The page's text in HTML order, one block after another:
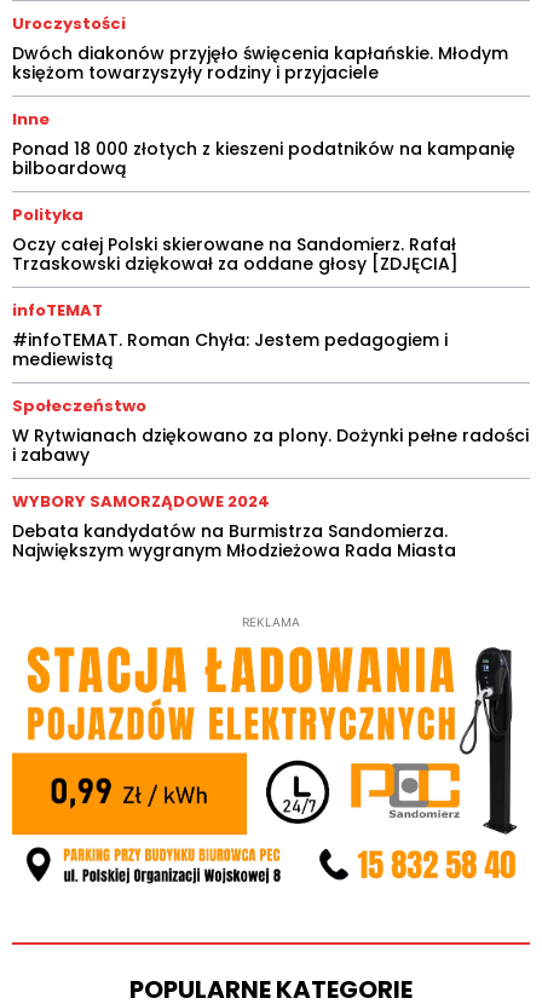
Uroczystości
Dwóch diakonów przyjęło święcenia kapłańskie. Młodym
księżom towarzyszyły rodziny i przyjaciele
Inne
Ponad 18 000 złotych z kieszeni podatników na kampanię
bilboardową
Polityka
Oczy całej Polski skierowane na Sandomierz. Rafał
Trzaskowski dziękował za oddane głosy [ZDJĘCIA]
infoTEMAT
#infoTEMAT. Roman Chyła: Jestem pedagogiem i
mediewistą
Społeczeństwo
W Rytwianach dziękowano za plony. Dożynki pełne radości
i zabawy
WYBORY SAMORZĄDOWE 2024
Debata kandydatów na Burmistrza Sandomierza.
Największym wygranym Młodzieżowa Rada Miasta
REKLAMA
POPULARNE KATEGORIE